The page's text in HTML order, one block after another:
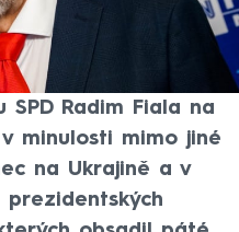
diplomat,
Jaroslav Bašta.
zprávu oznámil
SPD Radim Fiala na
minulosti mimo jiné
na Ukrajině a v
prezidentských